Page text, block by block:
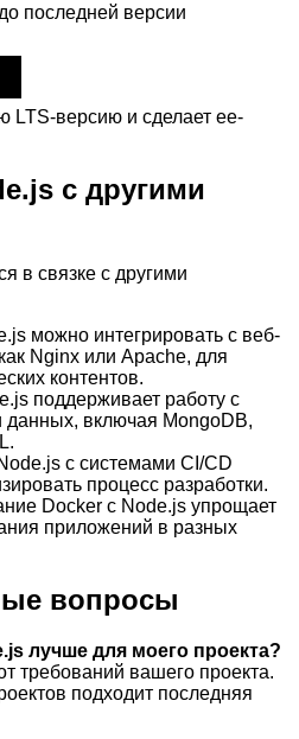
последней версии
LTS-версию и сделает ее-
с другими
в связке с другими
можно интегрировать с веб-
Nginx или Apache, для
контентов.
поддерживает работу с
включая MongoDB,
с системами CI/CD
процесс разработки.
Docker с Node.js упрощает
приложений в разных
вопросы
лучше для моего проекта?
требований вашего проекта.
подходит последняя